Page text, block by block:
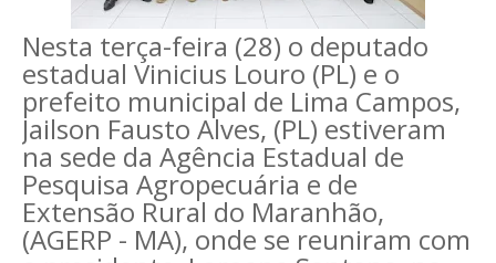
Nesta terça-feira (28) o deputado
estadual Vinicius Louro (PL) e o
prefeito municipal de Lima Campos,
Jailson Fausto Alves, (PL) estiveram
na sede da Agência Estadual de
Pesquisa Agropecuária e de
Extensão Rural do Maranhão,
(AGERP - MA), onde se reuniram com